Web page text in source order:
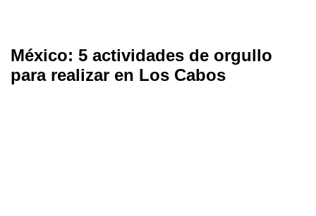
México: 5 actividades de orgullo
para realizar en Los Cabos